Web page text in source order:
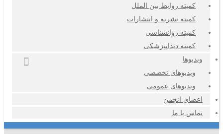
کمیته روابط بین الملل
کمیته نشریه و انتشارات
کمیته روانشناسی
کمیته دندانپزشکی
ویدیوها
ویدیوهای تخصصی
ویدیوهای عمومی
اعضای انجمن
تماس با ما